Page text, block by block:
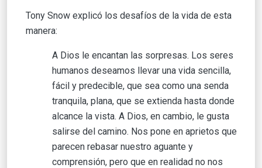
Tony Snow explicó los desafíos de la vida de esta
manera:
A Dios le encantan las sorpresas. Los seres
humanos deseamos llevar una vida sencilla,
fácil y predecible, que sea como una senda
tranquila, plana, que se extienda hasta donde
alcance la vista. A Dios, en cambio, le gusta
salirse del camino. Nos pone en aprietos que
parecen rebasar nuestro aguante y
comprensión, pero que en realidad no nos